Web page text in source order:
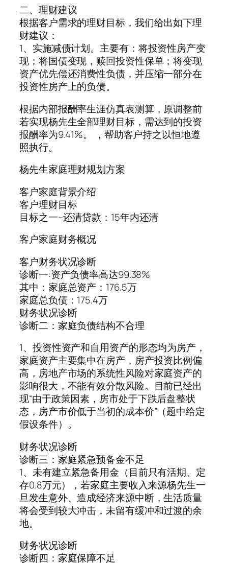
二、理财建议
根据客户需求的理财目标，我们给出如下理
财建议：
1、实施减债计划。主要有：将投资性房产变
现；将国债变现，赎回投资性保单；将变现
资产优先偿还消费性负债，并压缩一部分在
投资性房产上的负债。
根据内部报酬率生涯仿真表测算，原调整前
若实现杨先生全部理财目标，需达到的投资
报酬率为9.41%。 ，帮助客户持之以恒地遵
照执行。
杨先生家庭理财规划方案
客户家庭背景介绍
客户理财目标
目标之一–还清贷款：15年内还清
客户家庭财务概况
客户财务状况诊断
诊断一:资产负债率高达99.38%
其中：家庭总资产：176.5万
家庭总负债：175.4万
财务状况诊断
诊断二：家庭负债结构不合理
1、投资性资产和自用资产的形态均为房产，
家庭资产主要集中在房产，房产投资比例偏
高，房地产市场的系统性风险对家庭资产的
影响很大，不能有效分散风险。目前已经出
现“由于政策因素，房市处于下跌后盘整状
态，房产市价低于当初的成本价”（题中给定
假设条件）。
财务状况诊断
诊断三：家庭紧急预备金不足
1、未有建立紧急备用金（目前只有活期、定
存0.8万元），若家庭主要收入来源杨先生一
旦发生意外、造成经济来源中断，生活质量
将会受到较大冲击，未留有缓冲和过渡的余
地。
财务状况诊断
诊断四：家庭保障不足